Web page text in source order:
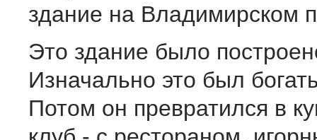
здание на Владимирском
Это здание было
Изначально это был
Потом он превратился в